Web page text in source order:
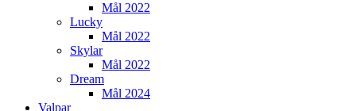
Mål 2022
Lucky
Mål 2022
Skylar
Mål 2022
Dream
Mål 2024
Valpar